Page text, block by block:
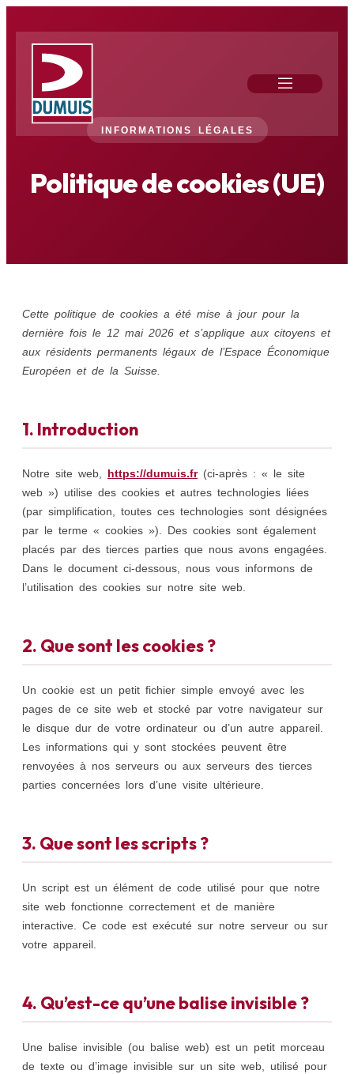
INFORMATIONS LÉGALES
Politique de cookies (UE)
Cette politique de cookies a été mise à jour pour la
dernière fois le 12 mai 2026 et s’applique aux citoyens et
aux résidents permanents légaux de l’Espace Économique
Européen et de la Suisse.
1. Introduction
Notre site web, https://dumuis.fr(ci-après : « le site
web ») utilise des cookies et autres technologies liées
(par simplification, toutes ces technologies sont désignées
par le terme « cookies »). Des cookies sont également
placés par des tierces parties que nous avons engagées.
Dans le document ci-dessous, nous vous informons de
l’utilisation des cookies sur notre site web.
2. Que sont les cookies ?
Un cookie est un petit fichier simple envoyé avec les
pages de ce site web et stocké par votre navigateur sur
le disque dur de votre ordinateur ou d’un autre appareil.
Les informations qui y sont stockées peuvent être
renvoyées à nos serveurs ou aux serveurs des tierces
parties concernées lors d’une visite ultérieure.
3. Que sont les scripts ?
Un script est un élément de code utilisé pour que notre
site web fonctionne correctement et de manière
interactive. Ce code est exécuté sur notre serveur ou sur
votre appareil.
4. Qu’est-ce qu’une balise invisible ?
Une balise invisible (ou balise web) est un petit morceau
de texte ou d’image invisible sur un site web, utilisé pour